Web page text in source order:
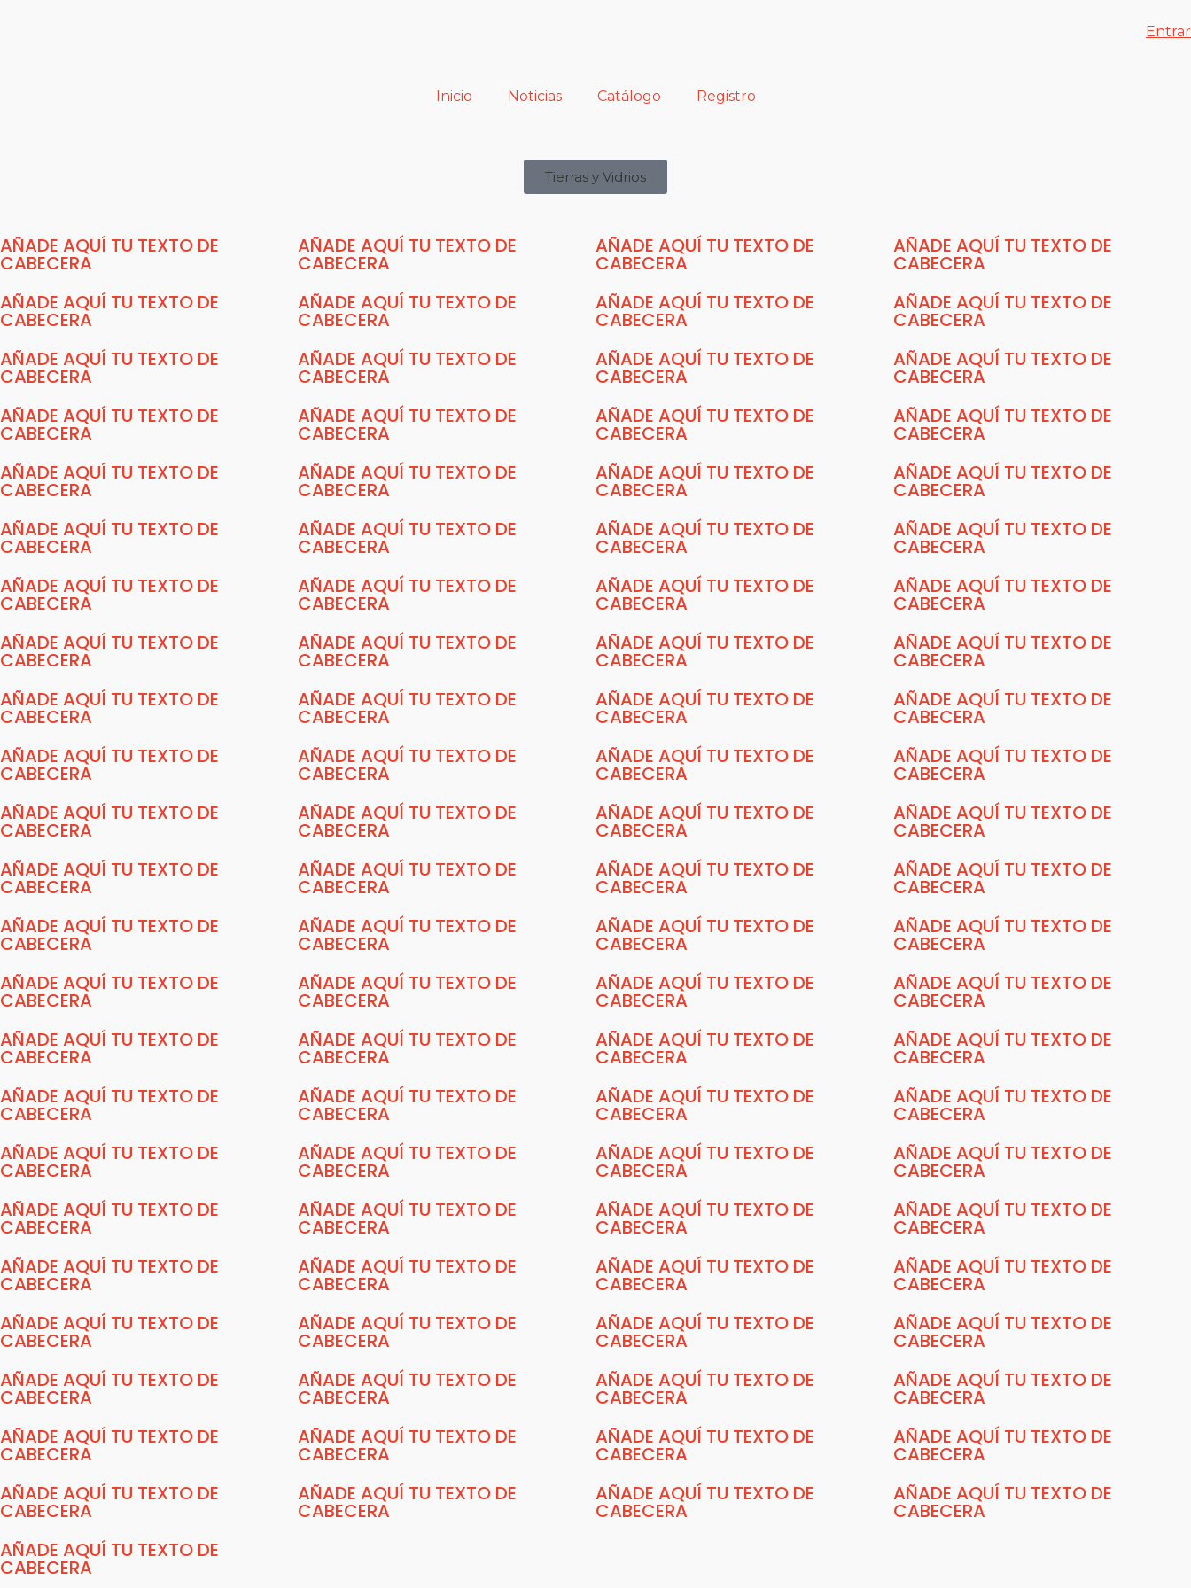
Entrar
Inicio Noticias Catálogo Registro
Tierras y Vidrios
AÑADE AQUÍ TU TEXTO DE
CABECERA
AÑADE AQUÍ TU TEXTO DE
CABECERA
AÑADE AQUÍ TU TEXTO DE
CABECERA
AÑADE AQUÍ TU TEXTO DE
CABECERA
AÑADE AQUÍ TU TEXTO DE
CABECERA
AÑADE AQUÍ TU TEXTO DE
CABECERA
AÑADE AQUÍ TU TEXTO DE
CABECERA
AÑADE AQUÍ TU TEXTO DE
CABECERA
AÑADE AQUÍ TU TEXTO DE
CABECERA
AÑADE AQUÍ TU TEXTO DE
CABECERA
AÑADE AQUÍ TU TEXTO DE
CABECERA
AÑADE AQUÍ TU TEXTO DE
CABECERA
AÑADE AQUÍ TU TEXTO DE
CABECERA
AÑADE AQUÍ TU TEXTO DE
CABECERA
AÑADE AQUÍ TU TEXTO DE
CABECERA
AÑADE AQUÍ TU TEXTO DE
CABECERA
AÑADE AQUÍ TU TEXTO DE
CABECERA
AÑADE AQUÍ TU TEXTO DE
CABECERA
AÑADE AQUÍ TU TEXTO DE
CABECERA
AÑADE AQUÍ TU TEXTO DE
CABECERA
AÑADE AQUÍ TU TEXTO DE
CABECERA
AÑADE AQUÍ TU TEXTO DE
CABECERA
AÑADE AQUÍ TU TEXTO DE
CABECERA
AÑADE AQUÍ TU TEXTO DE
CABECERA
AÑADE AQUÍ TU TEXTO DE
CABECERA
AÑADE AQUÍ TU TEXTO DE
CABECERA
AÑADE AQUÍ TU TEXTO DE
CABECERA
AÑADE AQUÍ TU TEXTO DE
CABECERA
AÑADE AQUÍ TU TEXTO DE
CABECERA
AÑADE AQUÍ TU TEXTO DE
CABECERA
AÑADE AQUÍ TU TEXTO DE
CABECERA
AÑADE AQUÍ TU TEXTO DE
CABECERA
AÑADE AQUÍ TU TEXTO DE
CABECERA
AÑADE AQUÍ TU TEXTO DE
CABECERA
AÑADE AQUÍ TU TEXTO DE
CABECERA
AÑADE AQUÍ TU TEXTO DE
CABECERA
AÑADE AQUÍ TU TEXTO DE
CABECERA
AÑADE AQUÍ TU TEXTO DE
CABECERA
AÑADE AQUÍ TU TEXTO DE
CABECERA
AÑADE AQUÍ TU TEXTO DE
CABECERA
AÑADE AQUÍ TU TEXTO DE
CABECERA
AÑADE AQUÍ TU TEXTO DE
CABECERA
AÑADE AQUÍ TU TEXTO DE
CABECERA
AÑADE AQUÍ TU TEXTO DE
CABECERA
AÑADE AQUÍ TU TEXTO DE
CABECERA
AÑADE AQUÍ TU TEXTO DE
CABECERA
AÑADE AQUÍ TU TEXTO DE
CABECERA
AÑADE AQUÍ TU TEXTO DE
CABECERA
AÑADE AQUÍ TU TEXTO DE
CABECERA
AÑADE AQUÍ TU TEXTO DE
CABECERA
AÑADE AQUÍ TU TEXTO DE
CABECERA
AÑADE AQUÍ TU TEXTO DE
CABECERA
AÑADE AQUÍ TU TEXTO DE
CABECERA
AÑADE AQUÍ TU TEXTO DE
CABECERA
AÑADE AQUÍ TU TEXTO DE
CABECERA
AÑADE AQUÍ TU TEXTO DE
CABECERA
AÑADE AQUÍ TU TEXTO DE
CABECERA
AÑADE AQUÍ TU TEXTO DE
CABECERA
AÑADE AQUÍ TU TEXTO DE
CABECERA
AÑADE AQUÍ TU TEXTO DE
CABECERA
AÑADE AQUÍ TU TEXTO DE
CABECERA
AÑADE AQUÍ TU TEXTO DE
CABECERA
AÑADE AQUÍ TU TEXTO DE
CABECERA
AÑADE AQUÍ TU TEXTO DE
CABECERA
AÑADE AQUÍ TU TEXTO DE
CABECERA
AÑADE AQUÍ TU TEXTO DE
CABECERA
AÑADE AQUÍ TU TEXTO DE
CABECERA
AÑADE AQUÍ TU TEXTO DE
CABECERA
AÑADE AQUÍ TU TEXTO DE
CABECERA
AÑADE AQUÍ TU TEXTO DE
CABECERA
AÑADE AQUÍ TU TEXTO DE
CABECERA
AÑADE AQUÍ TU TEXTO DE
CABECERA
AÑADE AQUÍ TU TEXTO DE
CABECERA
AÑADE AQUÍ TU TEXTO DE
CABECERA
AÑADE AQUÍ TU TEXTO DE
CABECERA
AÑADE AQUÍ TU TEXTO DE
CABECERA
AÑADE AQUÍ TU TEXTO DE
CABECERA
AÑADE AQUÍ TU TEXTO DE
CABECERA
AÑADE AQUÍ TU TEXTO DE
CABECERA
AÑADE AQUÍ TU TEXTO DE
CABECERA
AÑADE AQUÍ TU TEXTO DE
CABECERA
AÑADE AQUÍ TU TEXTO DE
CABECERA
AÑADE AQUÍ TU TEXTO DE
CABECERA
AÑADE AQUÍ TU TEXTO DE
CABECERA
AÑADE AQUÍ TU TEXTO DE
CABECERA
AÑADE AQUÍ TU TEXTO DE
CABECERA
AÑADE AQUÍ TU TEXTO DE
CABECERA
AÑADE AQUÍ TU TEXTO DE
CABECERA
AÑADE AQUÍ TU TEXTO DE
CABECERA
AÑADE AQUÍ TU TEXTO DE
CABECERA
AÑADE AQUÍ TU TEXTO DE
CABECERA
AÑADE AQUÍ TU TEXTO DE
CABECERA
AÑADE AQUÍ TU TEXTO DE
CABECERA